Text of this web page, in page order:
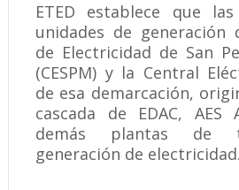
ETED establece que
unidades de generación
de Electricidad de San
(CESPM) y la Central
de esa demarcación,
cascada de EDAC,
demás plantas de
generación de electricidad.